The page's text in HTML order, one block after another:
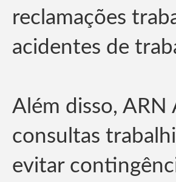
reclamações
acidentes de
Além disso, ARN
consultas
evitar